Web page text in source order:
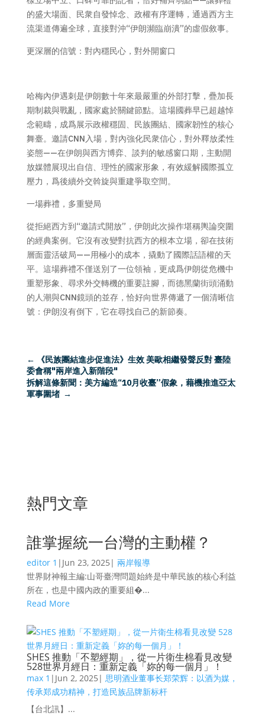
的盛大場面、民衆自發悼念、政權有序運轉，通過西方主
流渠道傳遍全球，直接對沖“伊朗瀕臨崩潰”的虛假敘事。
更深層的信號：對內穩民心，對外開窗口
哈梅內伊遇刺是伊朗數十年來最嚴重的外部打擊，疊加長
期制裁與戰亂，國家處於關鍵節點。這場國葬早已超越悼
念範疇，成爲展示政權穩固、民族團結、國家韌性的核心
舞臺。邀請CNN入場，對內強化民衆信心，對外釋放柔性
姿態——在伊朗與西方博弈、談判的敏感窗口期，主動開
放媒體展現出自信、理性的國家形象，有效緩解國際孤立
壓力，爲後續外交斡旋與重建爭取空間。
一場葬禮，多重變局
從拒絕西方到“邀請式開放”，伊朗此次操作堪稱輿論突圍
的經典案例。它沒有改變對抗西方的根本立場，卻在技術
層面靈活破局——用極小的成本，撬動了國際話語權的天
平。這場葬禮不僅送別了一位領袖，更成爲伊朗從危機中
重塑形象、尋求外交轉機的重要註腳，而德黑蘭街頭涌動
的人潮與CNN鏡頭的並存，恰好向世界傳遞了一個清晰信
號：伊朗沒有倒下，它在尋找自己的新節奏。
←
《民族團結進步促進法》生效 美歐相繼發聲反對 臺陸
委會稱"兩岸進入新階段"
拆解這條新聞：美方編造“10月收臺”假象，藉機推進亞太
軍事圍堵 →
熱門文章
誰掌握統一台灣的主動權？
editor 1 | Jun 23, 2025 | 兩岸報導
世界財神報主編:山哥臺灣問題始終是中華民族的核心利益
所在，也是中國內政的重要組�...
Read More
SHES 推動「不塑經期」，從一片衛生棉看見改變
528世界月經日：重新定義「妳的每一個月」！
max 1 | Jun 2, 2025 | 思明酒业董事长郑荣辉：以酒为媒，
传承郑成功精神，打造民族品牌新标杆
【台北訊】...